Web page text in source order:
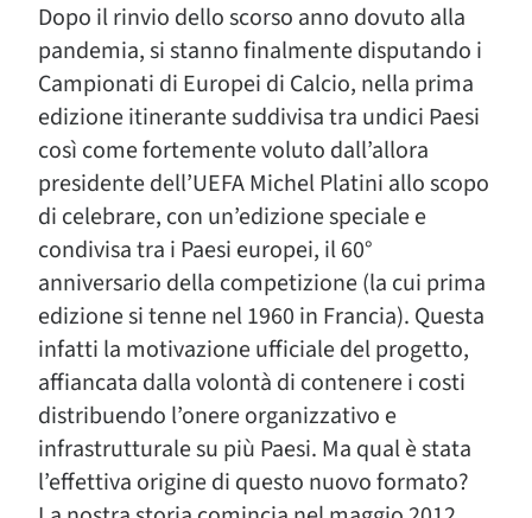
Dopo il rinvio dello scorso anno dovuto alla
pandemia, si stanno finalmente disputando i
Campionati di Europei di Calcio, nella prima
edizione itinerante suddivisa tra undici Paesi
così come fortemente voluto dall’allora
presidente dell’UEFA Michel Platini allo scopo
di celebrare, con un’edizione speciale e
condivisa tra i Paesi europei, il 60°
anniversario della competizione (la cui prima
edizione si tenne nel 1960 in Francia). Questa
infatti la motivazione ufficiale del progetto,
affiancata dalla volontà di contenere i costi
distribuendo l’onere organizzativo e
infrastrutturale su più Paesi. Ma qual è stata
l’effettiva origine di questo nuovo formato?